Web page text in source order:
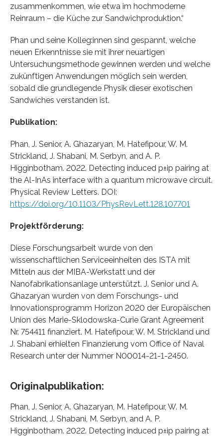
zusammenkommen, wie etwa im hochmoderne
Reinraum – die Küche zur Sandwichproduktion.“
Phan und seine Kolleg:innen sind gespannt, welche
neuen Erkenntnisse sie mit ihrer neuartigen
Untersuchungsmethode gewinnen werden und welche
zukünftigen Anwendungen möglich sein werden,
sobald die grundlegende Physik dieser exotischen
Sandwiches verstanden ist.
Publikation:
Phan, J. Senior, A. Ghazaryan, M. Hatefipour, W. M.
Strickland, J. Shabani, M. Serbyn, and A. P.
Higginbotham. 2022. Detecting induced p±ip pairing at
the Al-InAs interface with a quantum microwave circuit.
Physical Review Letters. DOI:
https://doi.org/10.1103/PhysRevLett.128.107701
Projektförderung:
Diese Forschungsarbeit wurde von den
wissenschaftlichen Serviceeinheiten des ISTA mit
Mitteln aus der MIBA-Werkstatt und der
Nanofabrikationsanlage unterstützt. J. Senior und A.
Ghazaryan wurden von dem Forschungs- und
Innovationsprogramm Horizon 2020 der Europäischen
Union des Marie-Sklodowska-Curie Grant Agreement
Nr. 754411 finanziert. M. Hatefipour, W. M. Strickland und
J. Shabani erhielten Finanzierung vom Office of Naval
Research unter der Nummer N00014-21-1-2450.
Originalpublikation:
Phan, J. Senior, A. Ghazaryan, M. Hatefipour, W. M.
Strickland, J. Shabani, M. Serbyn, and A. P.
Higginbotham. 2022. Detecting induced p±ip pairing at